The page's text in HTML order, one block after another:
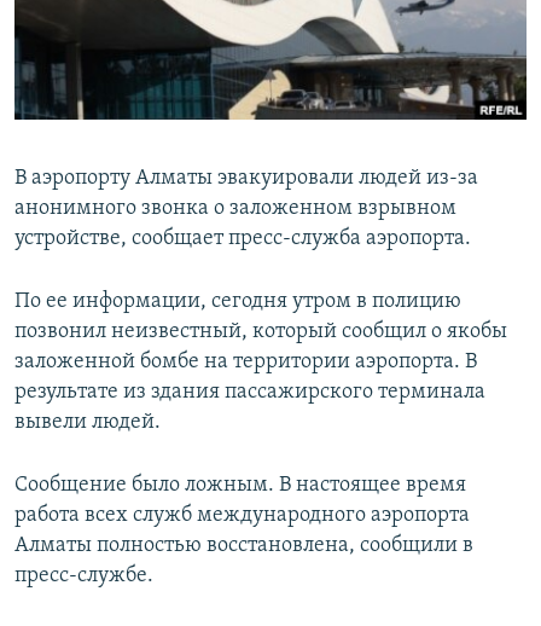
В аэропорту Алматы эвакуировали людей из-за
анонимного звонка о заложенном взрывном
устройстве, сообщает пресс-служба аэропорта.
По ее информации, сегодня утром в полицию
позвонил неизвестный, который сообщил о якобы
заложенной бомбе на территории аэропорта. В
результате из здания пассажирского терминала
вывели людей.
Сообщение было ложным. В настоящее время
работа всех служб международного аэропорта
Алматы полностью восстановлена, сообщили в
пресс-службе.